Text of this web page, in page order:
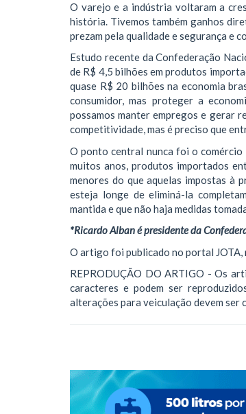
O varejo e a indústria voltaram a
história. Tivemos também ganhos
prezam pela qualidade e segurança e
Estudo recente da Confederação
de R$ 4,5 bilhões em produtos
quase R$ 20 bilhões na economia
consumidor, mas proteger a
possamos manter empregos e gerar
competitividade, mas é preciso que
O ponto central nunca foi o comércio
muitos anos, produtos importados
menores do que aquelas impostas à
esteja longe de eliminá-la
mantida e que não haja medidas
*Ricardo Alban é presidente da
O artigo foi publicado no portal JOTA,
REPRODUÇÃO DO ARTIGO - Os
caracteres e podem ser
alterações para veiculação devem ser